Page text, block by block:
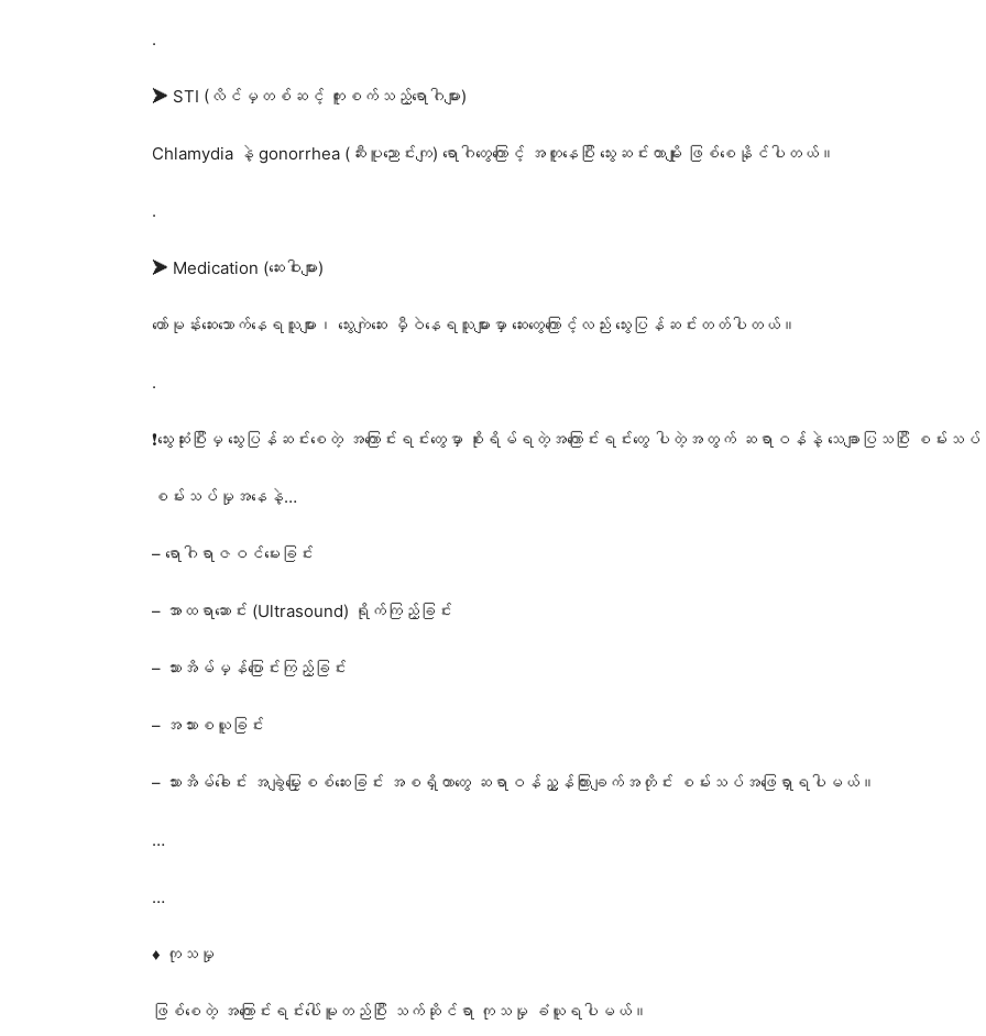
.
➤ STI (လိင်မှတစ်ဆင့် ကူးစက်သည့်ရောဂါများ)
Chlamydia နဲ့ gonorrhea (ဆီးပူညောင်းကျ) ရောဂါတွေကြောင့် အတူနေပြီး သွေးဆင်းတာမျိုး ဖြစ်စေနိုင်ပါတယ်။
.
➤ Medication (ဆေးဝါးများ)
ဟော်မုန်းဆေးသောက်နေရသူများ၊ သွေးကျဲဆေး မှီဝဲနေရသူများမှာ ဆေးတွေကြောင့်လည်း သွေးပြန်ဆင်းတတ်ပါတယ်။
.
❗သွေးဆုံးပြီးမှ သွေးပြန်ဆင်းစေတဲ့ အကြောင်းရင်းတွေမှာ စိုးရိမ်ရတဲ့အကြောင်းရင်းတွေ ပါတဲ့အတွက် ဆရာဝန်နဲ့ သေချာပြသပြီး
စမ်းသပ်မှုအနေနဲ့…
– ရောဂါရာဇဝင်မေးခြင်း
– အာထရာဆောင်း (Ultrasound) ရိုက်ကြည့်ခြင်း
– သားအိမ်မှန်ပြောင်းကြည့်ခြင်း
– အသားစယူခြင်း
– သားအိမ်ခေါင်း အချွဲမြှေးစစ်ဆေးခြင်း အစရှိတာတွေ ဆရာဝန်ညွှန်ကြားချက်အတိုင်း စမ်းသပ်အဖြေရှာရပါမယ်။
…
…
♦️ ကုသမှု
ဖြစ်စေတဲ့ အကြောင်းရင်းပေါ်မူတည်ပြီး သက်ဆိုင်ရာ ကုသမှု ခံယူရပါမယ်။